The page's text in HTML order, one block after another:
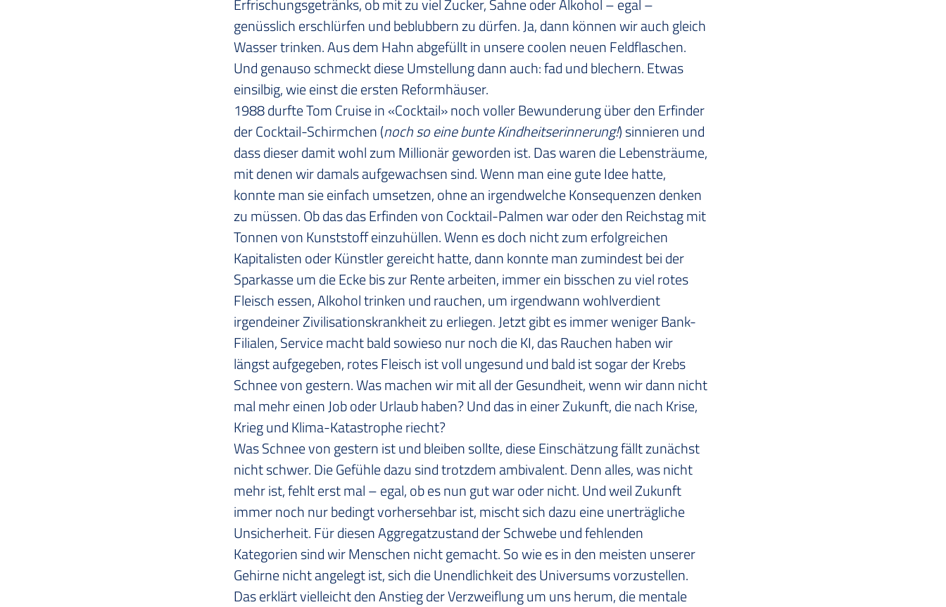
Erfrischungsgetränks, ob mit zu viel Zucker, Sahne oder Alkohol – egal –
genüsslich erschlürfen und beblubbern zu dürfen. Ja, dann können wir auch gleich
Wasser trinken. Aus dem Hahn abgefüllt in unsere coolen neuen Feldflaschen.
Und genauso schmeckt diese Umstellung dann auch: fad und blechern. Etwas
einsilbig, wie einst die ersten Reformhäuser.
1988 durfte Tom Cruise in «Cocktail» noch voller Bewunderung über den Erfinder
der Cocktail-Schirmchen (noch so eine bunte Kindheitserinnerung!) sinnieren und
dass dieser damit wohl zum Millionär geworden ist. Das waren die Lebensträume,
mit denen wir damals aufgewachsen sind. Wenn man eine gute Idee hatte,
konnte man sie einfach umsetzen, ohne an irgendwelche Konsequenzen denken
zu müssen. Ob das das Erfinden von Cocktail-Palmen war oder den Reichstag mit
Tonnen von Kunststoff einzuhüllen. Wenn es doch nicht zum erfolgreichen
Kapitalisten oder Künstler gereicht hatte, dann konnte man zumindest bei der
Sparkasse um die Ecke bis zur Rente arbeiten, immer ein bisschen zu viel rotes
Fleisch essen, Alkohol trinken und rauchen, um irgendwann wohlverdient
irgendeiner Zivilisationskrankheit zu erliegen. Jetzt gibt es immer weniger Bank-
Filialen, Service macht bald sowieso nur noch die KI, das Rauchen haben wir
längst aufgegeben, rotes Fleisch ist voll ungesund und bald ist sogar der Krebs
Schnee von gestern. Was machen wir mit all der Gesundheit, wenn wir dann nicht
mal mehr einen Job oder Urlaub haben? Und das in einer Zukunft, die nach Krise,
Krieg und Klima-Katastrophe riecht?
Was Schnee von gestern ist und bleiben sollte, diese Einschätzung fällt zunächst
nicht schwer. Die Gefühle dazu sind trotzdem ambivalent. Denn alles, was nicht
mehr ist, fehlt erst mal – egal, ob es nun gut war oder nicht. Und weil Zukunft
immer noch nur bedingt vorhersehbar ist, mischt sich dazu eine unerträgliche
Unsicherheit. Für diesen Aggregatzustand der Schwebe und fehlenden
Kategorien sind wir Menschen nicht gemacht. So wie es in den meisten unserer
Gehirne nicht angelegt ist, sich die Unendlichkeit des Universums vorzustellen.
Das erklärt vielleicht den Anstieg der Verzweiflung um uns herum, die mentale